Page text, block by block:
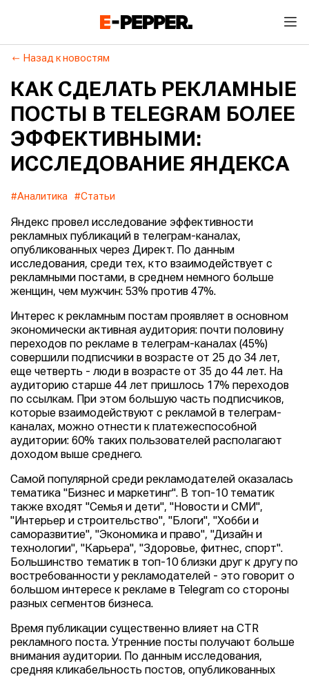
Назад к новостям
КАК СДЕЛАТЬ РЕКЛАМНЫЕ
ПОСТЫ В TELEGRAM БОЛЕЕ
ЭФФЕКТИВНЫМИ:
ИССЛЕДОВАНИЕ ЯНДЕКСА
#Аналитика #Статьи
Яндекс провел исследование эффективности
рекламных публикаций в телеграм-каналах,
опубликованных через Директ. По данным
исследования, среди тех, кто взаимодействует с
рекламными постами, в среднем немного больше
женщин, чем мужчин: 53% против 47%.
Интерес к рекламным постам проявляет в основном
экономически активная аудитория: почти половину
переходов по рекламе в телеграм-каналах (45%)
совершили подписчики в возрасте от 25 до 34 лет,
еще четверть - люди в возрасте от 35 до 44 лет. На
аудиторию старше 44 лет пришлось 17% переходов
по ссылкам. При этом большую часть подписчиков,
которые взаимодействуют с рекламой в телеграм-
каналах, можно отнести к платежеспособной
аудитории: 60% таких пользователей располагают
доходом выше среднего.
Самой популярной среди рекламодателей оказалась
тематика "Бизнес и маркетинг". В топ-10 тематик
также входят "Семья и дети", "Новости и СМИ",
"Интерьер и строительство", "Блоги", "Хобби и
саморазвитие", "Экономика и право", "Дизайн и
технологии", "Карьера", "Здоровье, фитнес, спорт".
Большинство тематик в топ-10 близки друг к другу по
востребованности у рекламодателей - это говорит о
большом интересе к рекламе в Telegram со стороны
разных сегментов бизнеса.
Время публикации существенно влияет на CTR
рекламного поста. Утренние посты получают больше
внимания аудитории. По данным исследования,
средняя кликабельность постов, опубликованных